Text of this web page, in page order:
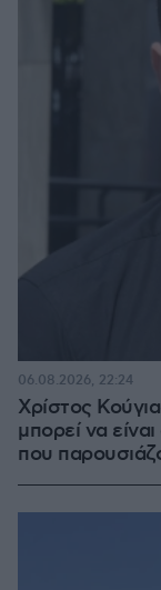
Χρίστος
μπορεί να
που
06.08.2026, 22:24